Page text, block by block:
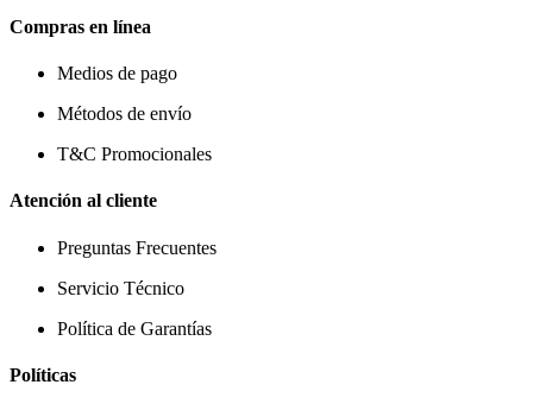
Compras en línea
Medios de pago
Métodos de envío
T&C Promocionales
Atención al cliente
Preguntas Frecuentes
Servicio Técnico
Política de Garantías
Políticas